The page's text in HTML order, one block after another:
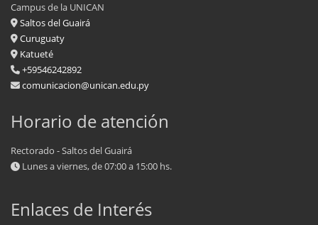
Campus de la UNICAN
Saltos del Guairá
Curuguaty
Katueté
+59546242892
comunicacion@unican.edu.py
Horario de atención
Rectorado - Saltos del Guairá
Lunes a viernes, de 07:00 a 15:00 hs.
Enlaces de Interés